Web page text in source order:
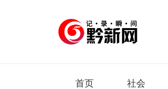
首页 社会